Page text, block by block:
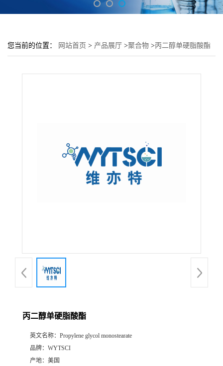
您当前的位置： 网站首页 > 产品展厅 >聚合物 >丙二醇单硬脂酸酯
丙二醇单硬脂酸酯
英文名称： Propylene glycol monostearate
品牌： WYTSCI
产地： 美国